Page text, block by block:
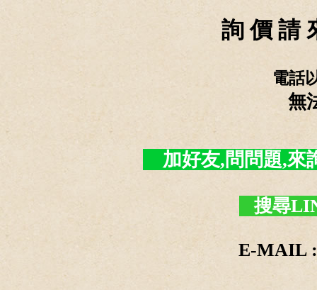
詢 價 請
電話
無
加好友,問問題,來
搜尋
E-MAIL :